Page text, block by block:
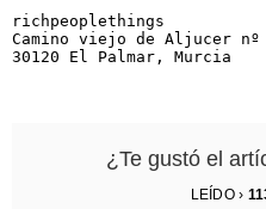
richpeoplethings
Camino viejo de Aljucer nº
30120 El Palmar, Murcia
¿Te gustó el
LEÍDO ›